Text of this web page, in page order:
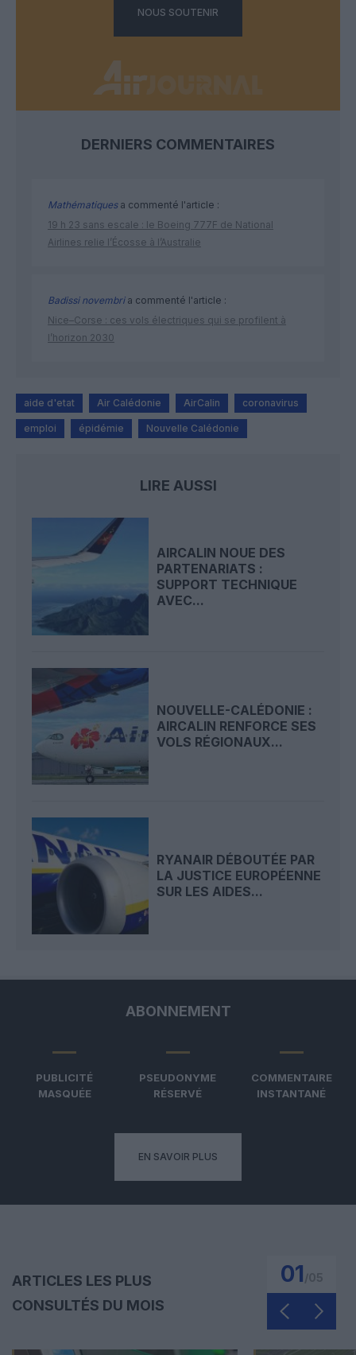
NOUS SOUTENIR
DERNIERS COMMENTAIRES
Mathématiquesa commenté l'article :
19 h 23 sans escale : le Boeing 777F de National
Airlines relie l’Écosse à l’Australie
Badissi novembria commenté l'article :
Nice–Corse : ces vols électriques qui se profilent à
l’horizon 2030
aide d'etat Air Calédonie AirCalin coronavirus
emploi épidémie Nouvelle Calédonie
LIRE AUSSI
AIRCALIN NOUE DES
PARTENARIATS :
SUPPORT TECHNIQUE
AVEC...
NOUVELLE-CALÉDONIE :
AIRCALIN RENFORCE SES
VOLS RÉGIONAUX...
RYANAIR DÉBOUTÉE PAR
LA JUSTICE EUROPÉENNE
SUR LES AIDES...
ABONNEMENT
PUBLICITÉ
MASQUÉE
PSEUDONYME
RÉSERVÉ
COMMENTAIRE
INSTANTANÉ
EN SAVOIR PLUS
ARTICLES LES PLUS
CONSULTÉS DU MOIS
01